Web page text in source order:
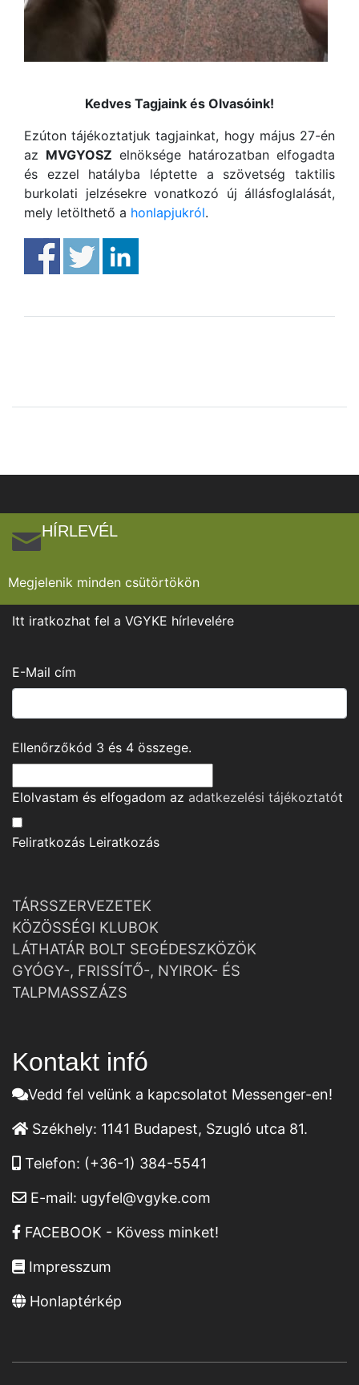
Kedves Tagjaink és Olvasóink!
Ezúton tájékoztatjuk tagjainkat, hogy május 27-én
az MVGYOSZ elnöksége határozatban elfogadta
és ezzel hatályba léptette a szövetség taktilis
burkolati jelzésekre vonatkozó új állásfoglalását,
mely letölthető a honlapjukról.
HÍRLEVÉL
Megjelenik minden csütörtökön
Itt iratkozhat fel a VGYKE hírlevelére
E-Mail cím
Ellenőrzőkód 3 és 4 összege.
Elolvastam és elfogadom az adatkezelési tájékoztatót
Feliratkozás Leiratkozás
TÁRSSZERVEZETEK
KÖZÖSSÉGI KLUBOK
LÁTHATÁR BOLT SEGÉDESZKÖZÖK
GYÓGY-, FRISSÍTŐ-, NYIROK- ÉS
TALPMASSZÁZS
Kontakt infó
Vedd fel velünk a kapcsolatot Messenger-en!
Székhely: 1141 Budapest, Szugló utca 81.
Telefon: (+36-1) 384-5541
E-mail: ugyfel@vgyke.com
FACEBOOK - Kövess minket!
Impresszum
Honlaptérkép